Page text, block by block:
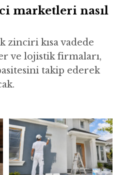
marketleri nasıl
zinciri kısa vadede
ve lojistik firmaları,
takip ederek